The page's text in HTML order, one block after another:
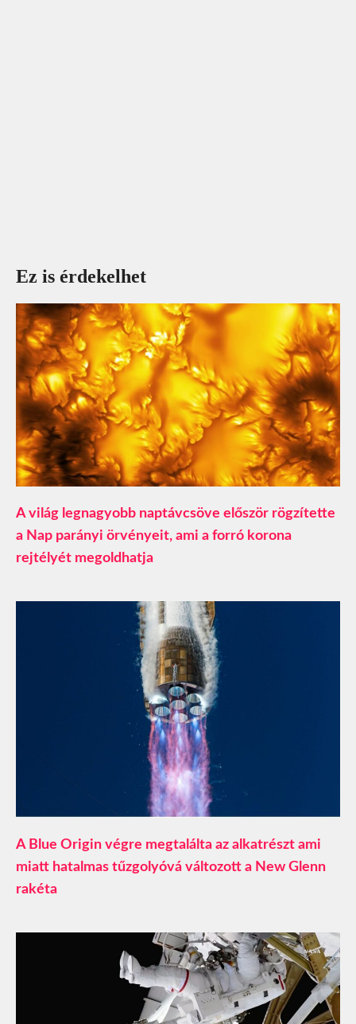
Ez is érdekelhet
A világ legnagyobb naptávcsöve először rögzítette
a Nap parányi örvényeit, ami a forró korona
rejtélyét megoldhatja
A Blue Origin végre megtalálta az alkatrészt ami
miatt hatalmas tűzgolyóvá változott a New Glenn
rakéta